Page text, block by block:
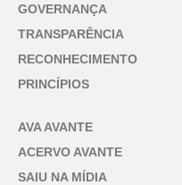
GOVERNANÇA
TRANSPARÊNCIA
RECONHECIMENTO
PRINCÍPIOS
AVA AVANTE
ACERVO AVANTE
SAIU NA MÍDIA